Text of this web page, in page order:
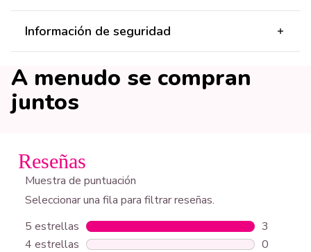
Información de seguridad
A menudo se compran
juntos